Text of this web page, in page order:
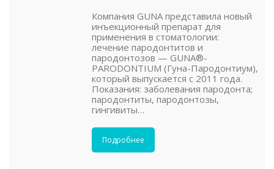
Компания GUNA представила новый
инъекционный препарат для
применения в стоматологии:
лечение пародонтитов и
пародонтозов — GUNA®-
PARODONTIUM (Гуна-Пародонтиум),
который выпускается с 2011 года.
Показания: заболевания пародонта;
пародонтиты, пародонтозы,
гингивиты…
Подробнее